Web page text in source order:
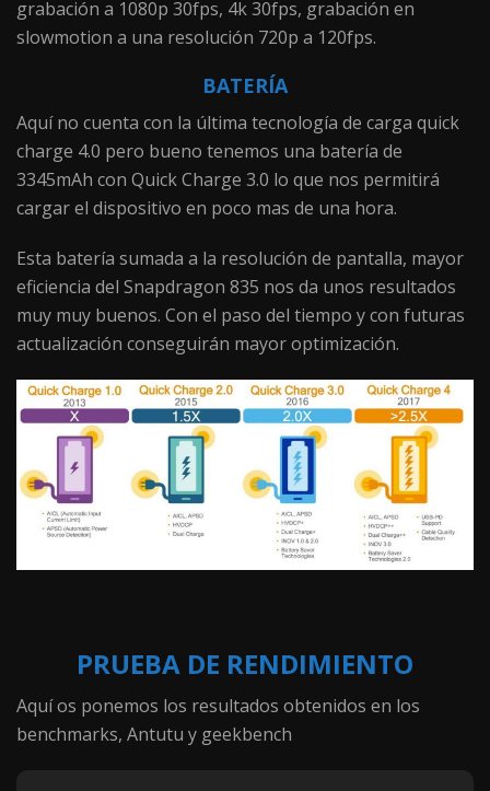
grabación a 1080p 30fps, 4k 30fps, grabación en
slowmotion a una resolución 720p a 120fps.
BATERÍA
Aquí no cuenta con la última tecnología de carga quick
charge 4.0 pero bueno tenemos una batería de
3345mAh con Quick Charge 3.0 lo que nos permitirá
cargar el dispositivo en poco mas de una hora.
Esta batería sumada a la resolución de pantalla, mayor
eficiencia del Snapdragon 835 nos da unos resultados
muy muy buenos. Con el paso del tiempo y con futuras
actualización conseguirán mayor optimización.
PRUEBA DE RENDIMIENTO
Aquí os ponemos los resultados obtenidos en los
benchmarks, Antutu y geekbench